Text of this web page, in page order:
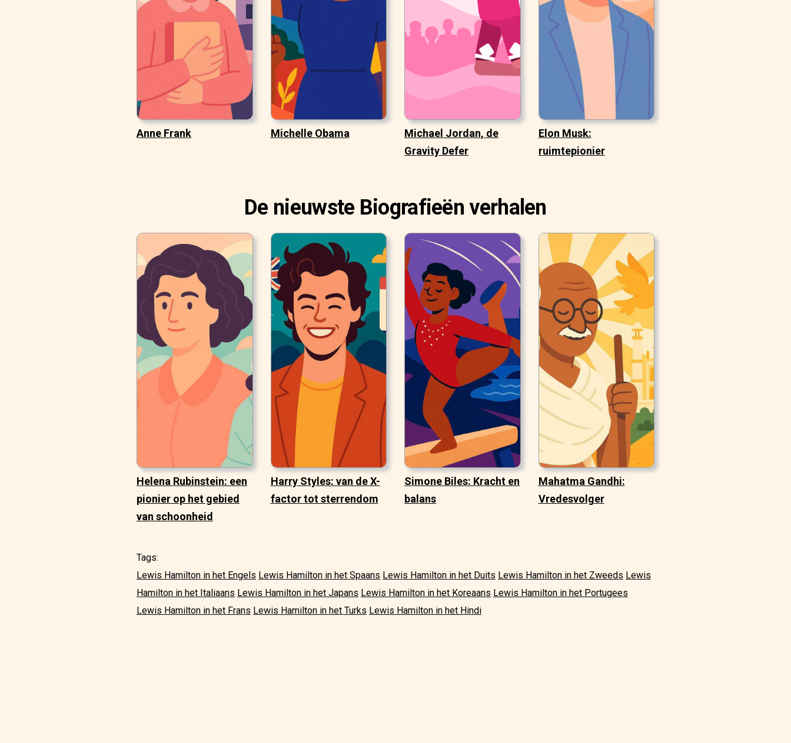
Anne Frank Michelle Obama
Michael Jordan, de
Gravity Defer
Elon Musk:
ruimtepionier
De nieuwste Biografieën verhalen
Helena Rubinstein: een
pionier op het gebied
van schoonheid
Harry Styles: van de X-
factor tot sterrendom
Simone Biles: Kracht en
balans
Mahatma Gandhi:
Vredesvolger
Tags:
Lewis Hamilton in het Engels Lewis Hamilton in het Spaans Lewis Hamilton in het Duits Lewis Hamilton in het Zweeds Lewis
Hamilton in het Italiaans Lewis Hamilton in het Japans Lewis Hamilton in het Koreaans Lewis Hamilton in het Portugees
Lewis Hamilton in het Frans Lewis Hamilton in het Turks Lewis Hamilton in het Hindi